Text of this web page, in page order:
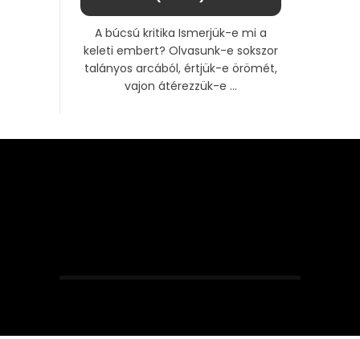
A búcsú kritika Ismerjük-e mi a
keleti embert? Olvasunk-e sokszor
talányos arcából, értjük-e örömét,
vajon átérezzük-e ...